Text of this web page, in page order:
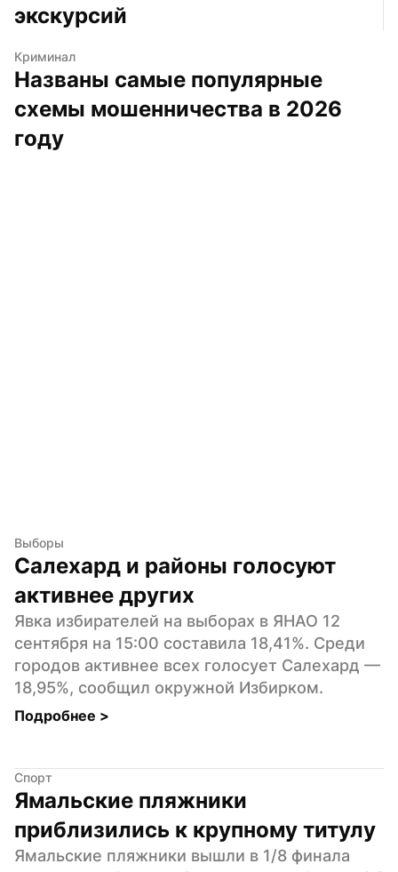
экскурсий
Криминал
Названы самые популярные
схемы мошенничества в 2026
году
Выборы
Салехард и районы голосуют
активнее других
Явка избирателей на выборах в ЯНАО 12
сентября на 15:00 составила 18,41%. Среди
городов активнее всех голосует Салехард —
18,95%, сообщил окружной Избирком.
Подробнее >
Спорт
Ямальские пляжники
приблизились к крупному титулу
Ямальские пляжники вышли в 1/8 финала